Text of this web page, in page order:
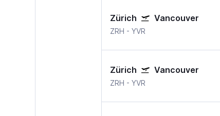
Zürich Vancouver
ZRH - YVR
Zürich Vancouver
ZRH - YVR